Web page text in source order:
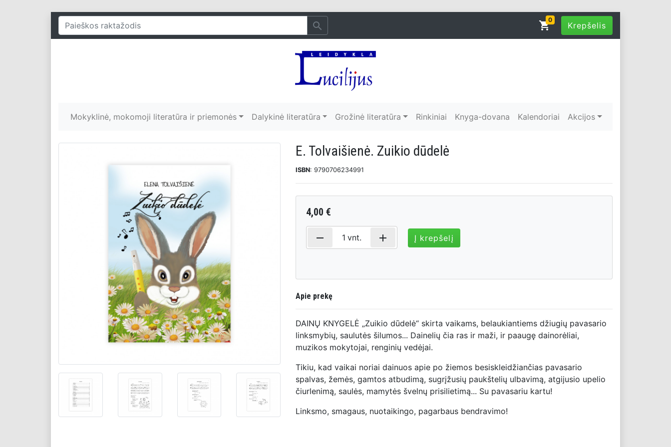
search shopping_cart0
Krepšelis
Mokyklinė, mokomoji literatūra ir priemonės Dalykinė literatūra Grožinė literatūra Rinkiniai Knyga-dovana Kalendoriai Akcijos
E. Tolvaišienė. Zuikio dūdelė
ISBN: 9790706234991
4,00 €
remove 1 vnt. add Į krepšelį
Apie prekę
DAINŲ KNYGELĖ „Zuikio dūdelė“ skirta vaikams, belaukiantiems džiugių pavasario
linksmybių, saulutės šilumos... Dainelių čia ras ir maži, ir paaugę dainorėliai,
muzikos mokytojai, renginių vedėjai.
Tikiu, kad vaikai noriai dainuos apie po žiemos besiskleidžiančias pavasario
spalvas, žemės, gamtos atbudimą, sugrįžusių paukštelių ulbavimą, atgijusio upelio
čiurlenimą, saulės, mamytės švelnų prisilietimą... Su pavasariu kartu!
Linksmo, smagaus, nuotaikingo, pagarbaus bendravimo!